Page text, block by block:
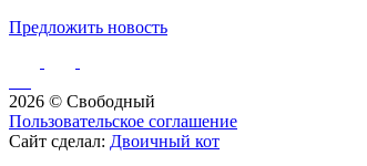
Предложить новость
2026 © Свободный
Пользовательское соглашение
Сайт сделал: Двоичный кот